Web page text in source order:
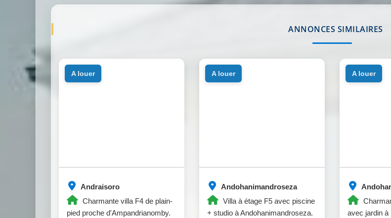
ANNONCES SIMILAIRES
Andraisoro
Charmante villa F4 de plain-
pied proche d'Ampandrianomby.
a louer
Andohanimandroseza
Villa à étage F5 avec piscine
+ studio à Andohanimandroseza.
a louer
avec jardin à
a louer